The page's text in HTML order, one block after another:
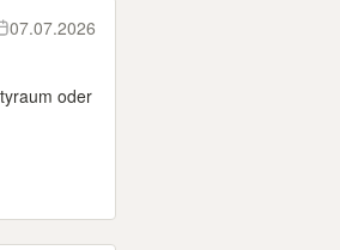
07.07.2026
oder